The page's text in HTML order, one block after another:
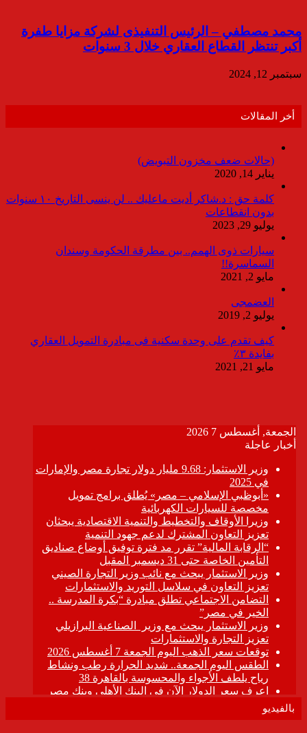
محمد مصطفي – الرئيس التنفيذى لشركة مزايا طفرة
أكبر تنتظر القطاع العقاري خلال 3 سنوات
سبتمبر 12, 2024
أخر المقالات
(حالات ضعف مخزون التبويض)
يناير 14, 2020
كلمة حق : د.شاكر أديت ماعليك .. لن ينسى التاريخ ١٠ سنوات
بدون انقطاعات
يوليو 29, 2023
سيارات ذوى الهمم.. بين مطرقة الحكومة وسندان
السماسرة!!
مايو 2, 2021
العضمجى
يوليو 2, 2019
كيف تقدم على وحدة سكنية فى مبادرة التمويل العقاري
بفايدة ٣٪
مايو 21, 2021
بالفيديو